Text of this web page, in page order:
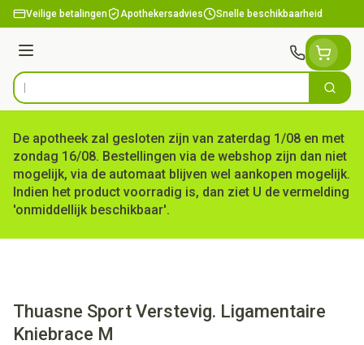
Ga naar de inhoud
Veilige betalingen Apothekersadvies Snelle beschikbaarheid
Menu
Product, merk, categorie... Zoek
De apotheek zal gesloten zijn van zaterdag 1/08 en met
zondag 16/08. Bestellingen via de webshop zijn dan niet
mogelijk, via de automaat blijven wel aankopen mogelijk.
Indien het product voorradig is, dan ziet U de vermelding
'onmiddellijk beschikbaar'.
Thuasne Sport Verstevig. Ligamentaire
Kniebrace M